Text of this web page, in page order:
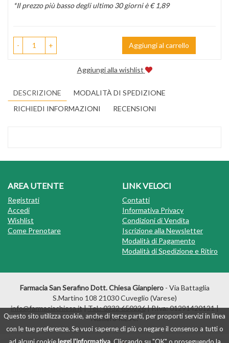
Questo sito utilizza cookie, anche di terze parti, per proporti servizi in linea
con le tue preferenze. Se vuoi saperne di più o negare il consenso a tutti o
ad alcuni cookieleggi l'informativa. Cliccando su "OK" o proseguendo la
*Il prezzo più basso degli ultimo 30 giorni è € 1,89
- + Aggiungi al carrello
Aggiungi alla wishlist
DESCRIZIONE
MODALITÀ DI SPEDIZIONE
RICHIEDI INFORMAZIONI
RECENSIONI
AREA UTENTE
Registrati
Accedi
Wishlist
Come Prenotare
LINK VELOCI
Contatti
Informativa Privacy
Condizioni di Vendita
Iscrizione alla Newsletter
Modalità di Pagamento
Modalità di Spedizione e Ritiro
Farmacia San Serafino Dott. Chiesa Gianpiero - Via Battaglia
S.Martino 108 21030 Cuveglio (Varese)
info@farmaciachiesa.it|Tel.: 0332 650226| P.Iva: 01291420121 |
Numero R.E.A.: